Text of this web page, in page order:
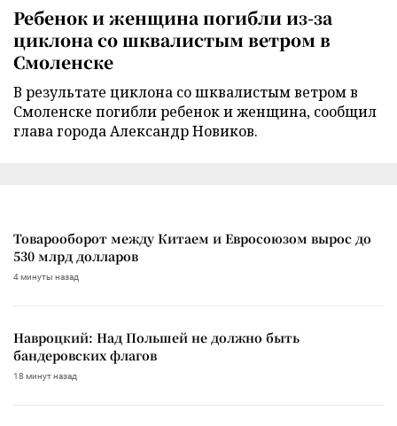
Ребенок и женщина погибли из-за
циклона со шквалистым ветром в
Смоленске
В результате циклона со шквалистым ветром в
Смоленске погибли ребенок и женщина, сообщил
глава города Александр Новиков.
Товарооборот между Китаем и Евросоюзом вырос до
530 млрд долларов
4 минуты назад
Навроцкий: Над Польшей не должно быть
бандеровских флагов
18 минут назад